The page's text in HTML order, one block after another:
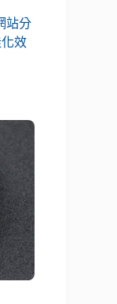
站分
效